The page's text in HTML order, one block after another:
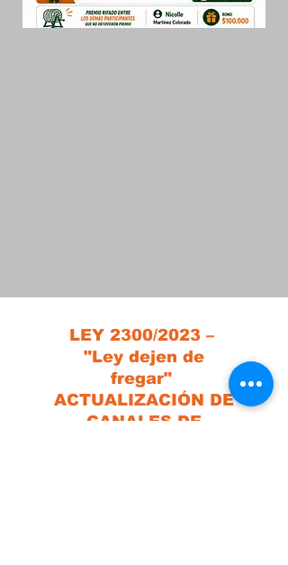
LEY 2300/2023 –
"Ley dejen de
fregar"
ACTUALIZACIÓN DE
CANALES DE